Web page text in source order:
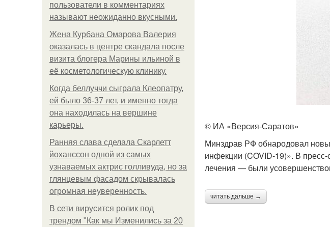
пользователи в комментариях
называют неожиданно вкусными.
Жена Курбана Омарова Валерия
оказалась в центре скандала после
визита блогера Марины ильиной в
её косметологическую клинику.
Когда беллуччи сыграла Клеопатру,
ей было 36-37 лет, и именно тогда
она находилась на вершине
карьеры.
Ранняя слава сделала Скарлетт
йоханссон одной из самых
узнаваемых актрис голливуда, но за
глянцевым фасадом скрывалась
огромная неуверенность.
В сети вирусится ролик под
трендом "Как мы Изменились за 20
© ИА «Версия-Саратов»
Минздрав РФ обнародовал
инфекции (COVID-19)». В
лечения — были
читать дальше →